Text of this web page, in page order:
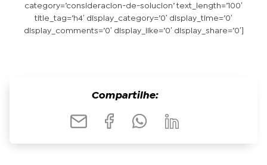
category=’consideracion-de-solucion’ text_length=’100′
title_tag=’h4′ display_category=’0′ display_time=’0′
display_comments=’0′ display_like=’0′ display_share=’0′]
Compartilhe: